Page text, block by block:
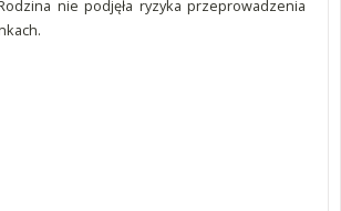
nie podjęła ryzyka przeprowadzenia